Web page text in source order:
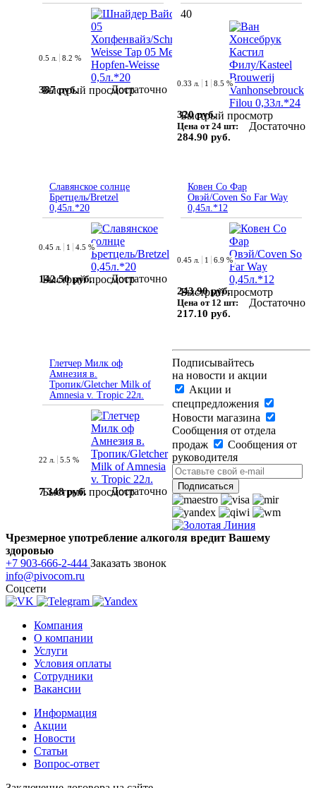
Быстрый просмотр
0.5 л. 8.2 %
387 руб. Достаточно
40
Быстрый просмотр
0.33 л. 1 8.5 %
320 руб.
Цена от 24 шт:
284.90 руб.
Достаточно
Славянское солнце
Бретцель/Bretzel
0,45л.*20
Быстрый просмотр
0.45 л. 1 4.5 %
142.50 руб. Достаточно
Ковен Со Фар
Овэй/Coven So Far Way
0,45л.*12
Быстрый просмотр
0.45 л. 1 6.9 %
243.90 руб.
Цена от 12 шт:
217.10 руб.
Достаточно
Глетчер Милк оф
Амнезия в.
Тропик/Gletcher Milk of
Amnesia v. Tropic 22л.
Быстрый просмотр
22 л. 5.5 %
7 348 руб. Достаточно
Подписывайтесь
на новости и акции
Акции и
спецпредложения
Новости магазина
Сообщения от отдела
продаж
Сообщения от
руководителя
Чрезмерное употребление алкоголя вредит Вашему
здоровью
+7 903-666-2-444 Заказать звонок
info@pivocom.ru
Соцсети
Компания
О компании
Услуги
Условия оплаты
Сотрудники
Вакансии
Информация
Акции
Новости
Статьи
Вопрос-ответ